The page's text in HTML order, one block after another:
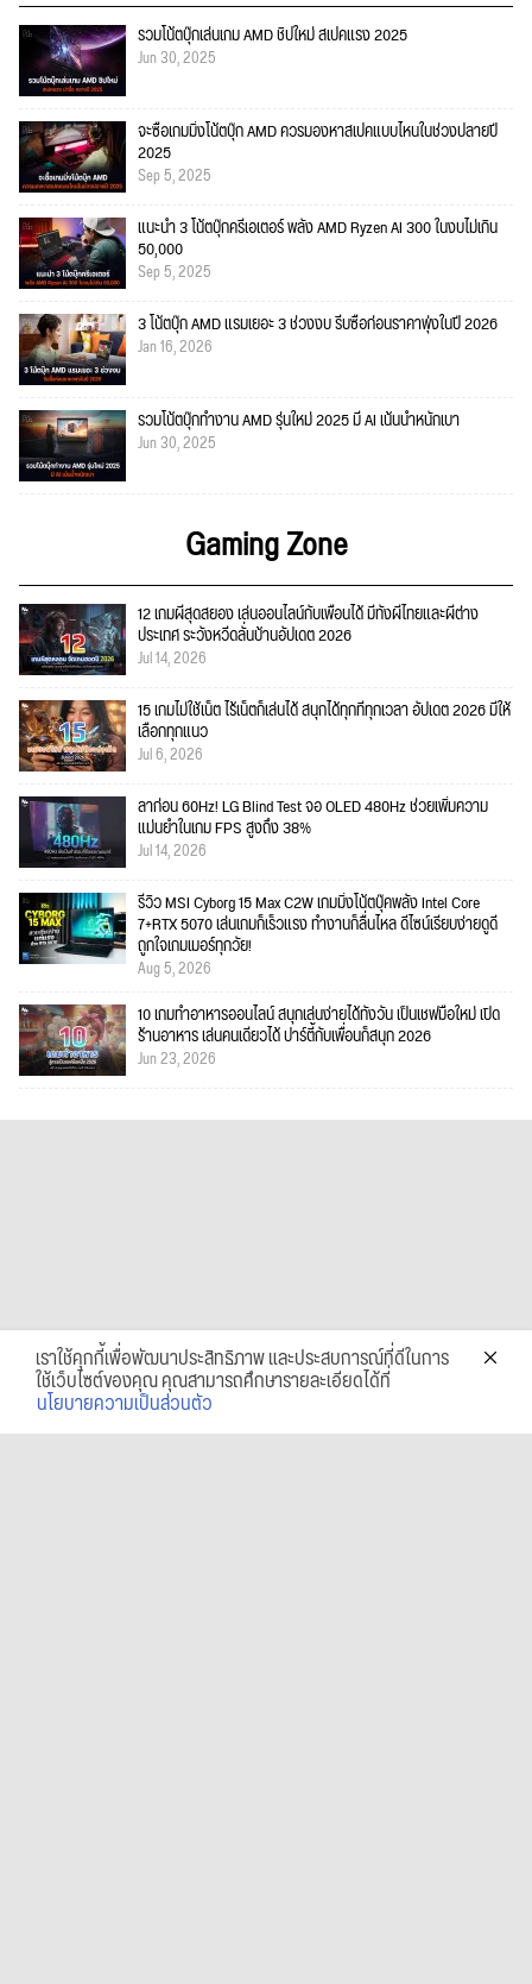
รวมโน้ตบุ๊กเล่นเกม AMD ชิปใหม่ สเปคแรง 2025
Jun 30, 2025
จะซื้อเกมมิ่งโน้ตบุ๊ก AMD ควรมองหาสเปคแบบไหนในช่วงปลายปี
2025
Sep 5, 2025
แนะนำ 3 โน้ตบุ๊กครีเอเตอร์ พลัง AMD Ryzen AI 300 ในงบไม่เกิน
50,000
Sep 5, 2025
3 โน้ตบุ๊ก AMD แรมเยอะ 3 ช่วงงบ รีบซื้อก่อนราคาพุ่งในปี 2026
Jan 16, 2026
รวมโน้ตบุ๊กทำงาน AMD รุ่นใหม่ 2025 มี AI เน้นน้ำหนักเบา
Jun 30, 2025
Gaming Zone
12 เกมผีสุดสยอง เล่นออนไลน์กับเพื่อนได้ มีทั้งผีไทยและผีต่าง
ประเทศ ระวังหวีดลั่นบ้านอัปเดต 2026
Jul 14, 2026
15 เกมไม่ใช้เน็ต ไร้เน็ตก็เล่นได้ สนุกได้ทุกที่ทุกเวลา อัปเดต 2026 มีให้
เลือกทุกแนว
Jul 6, 2026
ลาก่อน 60Hz! LG Blind Test จอ OLED 480Hz ช่วยเพิ่มความ
แม่นยำในเกม FPS สูงถึง 38%
Jul 14, 2026
รีวิว MSI Cyborg 15 Max C2W เกมมิ่งโน้ตบุ๊คพลัง Intel Core
7+RTX 5070 เล่นเกมก็เร็วแรง ทำงานก็ลื่นไหล ดีไซน์เรียบง่ายดูดี
ถูกใจเกมเมอร์ทุกวัย!
Aug 5, 2026
10 เกมทำอาหารออนไลน์ สนุกเล่นง่ายได้ทั้งวัน เป็นเชฟมือใหม่ เปิด
ร้านอาหาร เล่นคนเดียวได้ ปาร์ตี้กับเพื่อนก็สนุก 2026
Jun 23, 2026
เราใช้คุกกี้เพื่อพัฒนาประสิทธิภาพ และประสบการณ์ที่ดีในการ
ใช้เว็บไซต์ของคุณ คุณสามารถศึกษารายละเอียดได้ที่
นโยบายความเป็นส่วนตัว